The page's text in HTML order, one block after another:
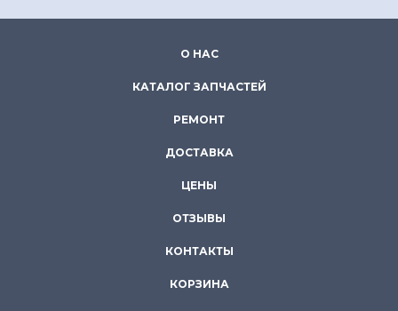
О НАС
КАТАЛОГ ЗАПЧАСТЕЙ
РЕМОНТ
ДОСТАВКА
ЦЕНЫ
ОТЗЫВЫ
КОНТАКТЫ
КОРЗИНА